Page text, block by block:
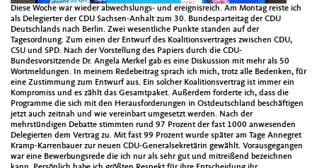
Diese Woche war wieder abwechslungs- und ereignisreich. Am Montag reiste ich
als Delegierter der CDU Sachsen-Anhalt zum 30. Bundesparteitag der CDU
Deutschlands nach Berlin. Zwei wesentliche Punkte standen auf der
Tagesordnung. Zum einen der Entwurf des Koalitionsvertrages zwischen CDU,
CSU und SPD. Nach der Vorstellung des Papiers durch die CDU-
Bundesvorsitzende Dr. Angela Merkel gab es eine Diskussion mit mehr als 50
Wortmeldungen. In meinem Redebeitrag sprach ich mich, trotz alle Bedenken, für
eine Zustimmung zum Entwurf aus. Ein solcher Koalitionsvertrag ist immer ein
Kompromiss und es zählt das Gesamtpaket. Außerdem forderte ich, dass die
Programme die sich mit den Herausforderungen in Ostdeutschland beschäftigen
jetzt auch zeitnah und wie vereinbart umgesetzt werden. Nach der
mehrstündigen Debatte stimmten rund 97 Prozent der fast 1000 anwesenden
Delegierten dem Vertrag zu. Mit fast 99 Prozent wurde später am Tage Annegret
Kramp-Karrenbauer zur neuen CDU-Generalsekretärin gewählt. Vorausgegangen
war eine Bewerbungsrede die ich nur als sehr gut und mitreißend bezeichnen